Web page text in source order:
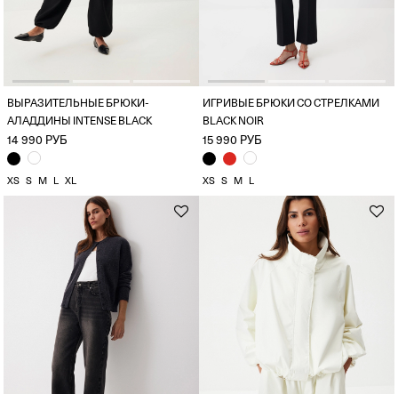
ВЫРАЗИТЕЛЬНЫЕ БРЮКИ-
АЛАДДИНЫ INTENSE BLACK
14 990 РУБ
XS S M L XL
ИГРИВЫЕ БРЮКИ СО СТРЕЛКАМИ
BLACK NOIR
15 990 РУБ
XS S M L